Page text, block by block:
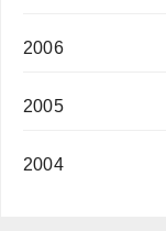
2006
2005
2004